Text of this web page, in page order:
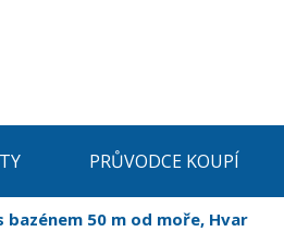
PRŮVODCE KOUPÍ
bazénem 50 m od moře, Hvar